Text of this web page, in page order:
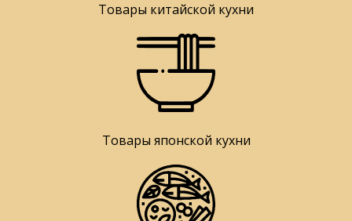
Товары китайской кухни
Товары японской кухни